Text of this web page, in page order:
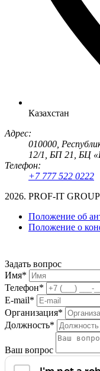
Казахстан
Адрес:
010000,
12/1, БП 21, БЦ
Телефон:
+7 777 522 0222
2026. PROF-IT GROUP
Положение об
Положение о
Задать вопрос
Имя*
Телефон*
E-mail*
Организация*
Должность*
Ваш вопрос